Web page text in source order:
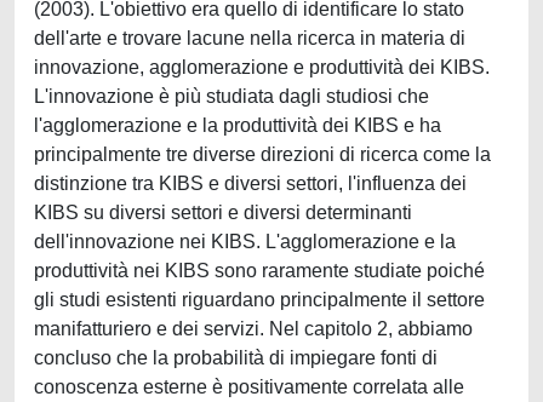
(2003). L'obiettivo era quello di identificare lo stato
dell'arte e trovare lacune nella ricerca in materia di
innovazione, agglomerazione e produttività dei KIBS.
L'innovazione è più studiata dagli studiosi che
l'agglomerazione e la produttività dei KIBS e ha
principalmente tre diverse direzioni di ricerca come la
distinzione tra KIBS e diversi settori, l'influenza dei
KIBS su diversi settori e diversi determinanti
dell'innovazione nei KIBS. L'agglomerazione e la
produttività nei KIBS sono raramente studiate poiché
gli studi esistenti riguardano principalmente il settore
manifatturiero e dei servizi. Nel capitolo 2, abbiamo
concluso che la probabilità di impiegare fonti di
conoscenza esterne è positivamente correlata alle